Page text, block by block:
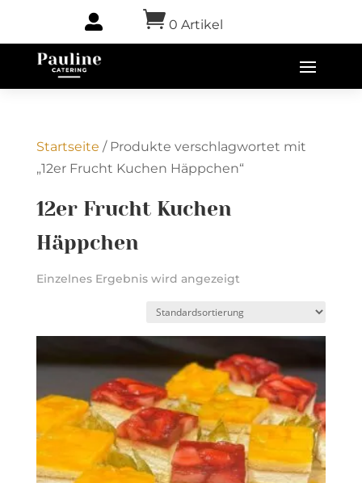
  0 Artikel
Startseite / Produkte verschlagwortet mit
„12er Frucht Kuchen Häppchen“
12er Frucht Kuchen
Häppchen
Einzelnes Ergebnis wird angezeigt